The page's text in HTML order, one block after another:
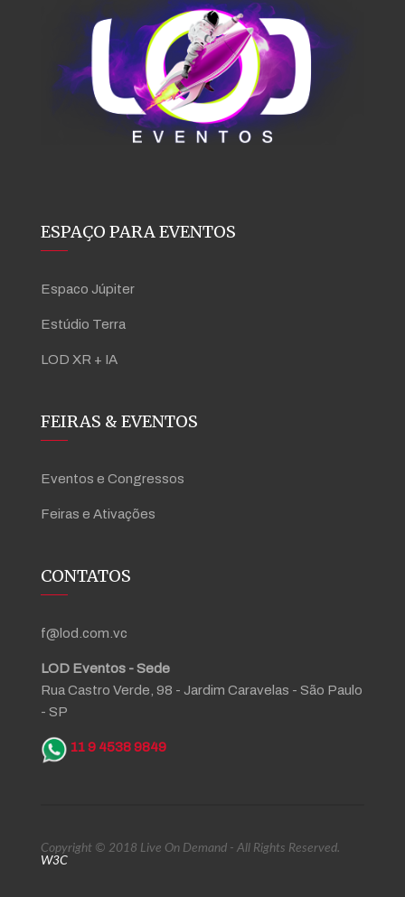
ESPAÇO PARA EVENTOS
Espaco Júpiter
Estúdio Terra
LOD XR + IA
FEIRAS & EVENTOS
Eventos e Congressos
Feiras e Ativações
CONTATOS
f@lod.com.vc
LOD Eventos - Sede
Rua Castro Verde, 98 - Jardim Caravelas - São Paulo
- SP
11 9 4538 9849
Copyright © 2018 Live On Demand - All Rights Reserved.
W3C